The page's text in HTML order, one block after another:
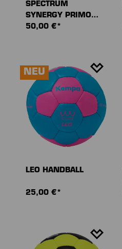
SPECTRUM
SYNERGY PRIMO
HANDBALL
50,00 €*
NEU
LEO HANDBALL
25,00 €*